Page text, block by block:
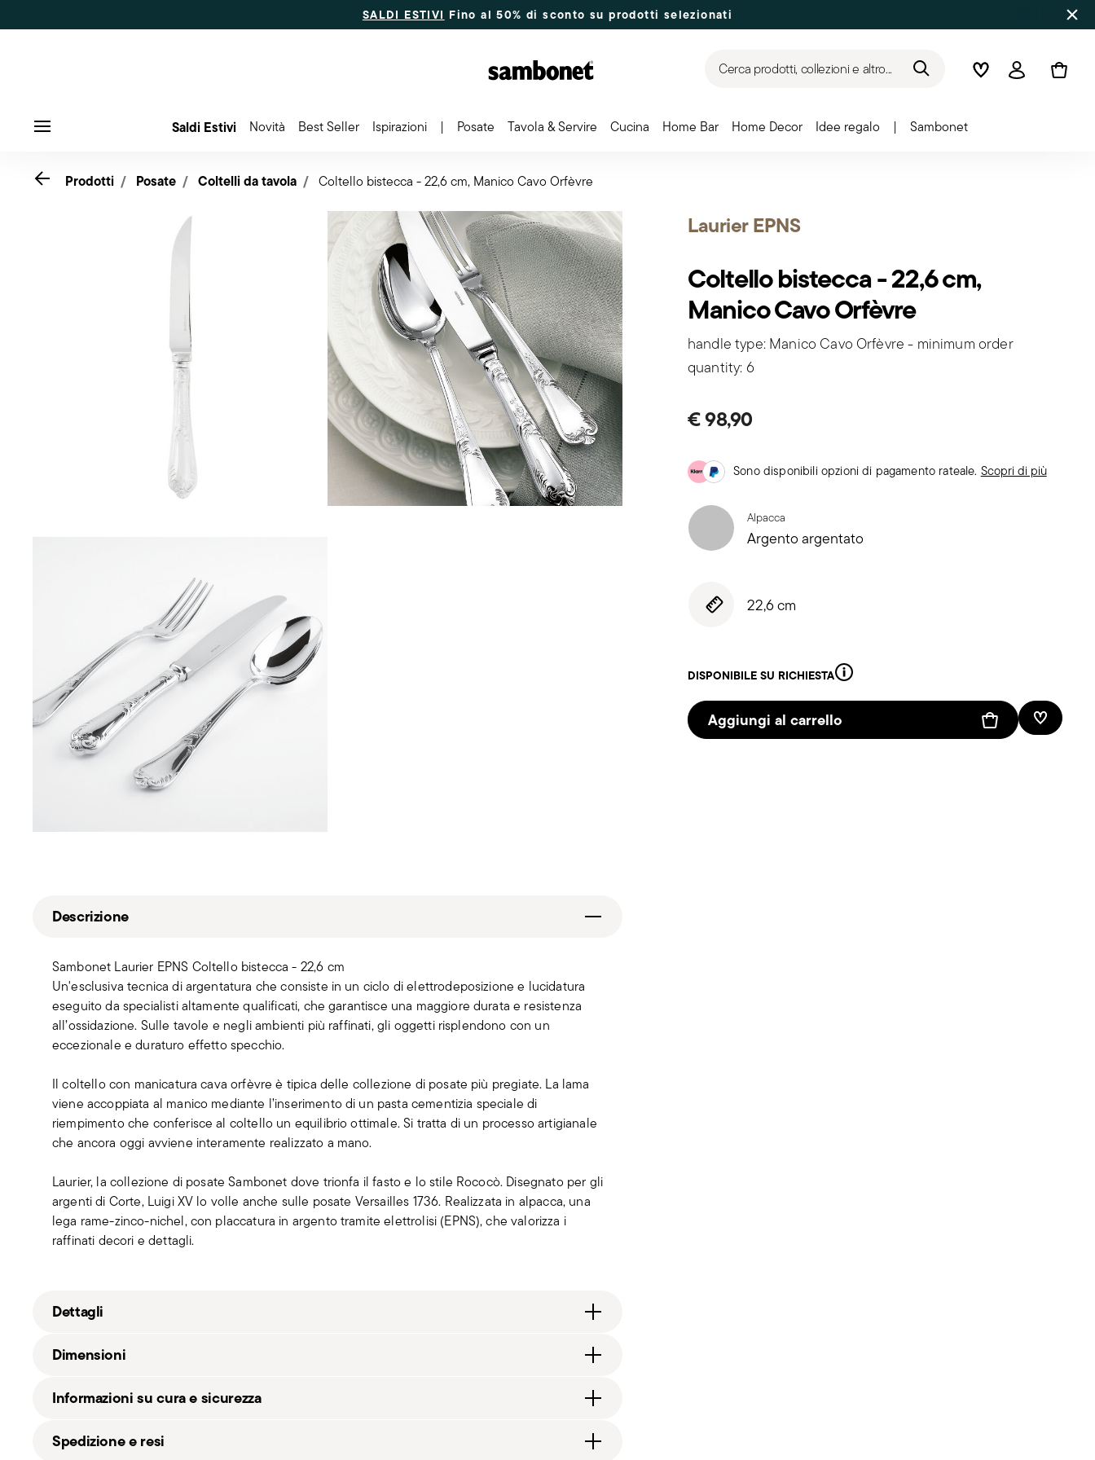
SALDI ESTIVI Fino al 50% di sconto su prodotti selezionati
Cerca prodotti, collezioni e altro... WishlistAccedi
Saldi Estivi Novità Best Seller Ispirazioni | Posate Tavola & Servire Cucina Home Bar Home Decor Idee regalo | Sambonet
Laurier EPNS
Coltello bistecca - 22,6 cm,
Manico Cavo Orfèvre
handle type: Manico Cavo Orfèvre - minimum order
quantity: 6
€ 98,90
Sono disponibili opzioni di pagamento rateale. Scopri di più
Alpacca
Argento argentato
22,6 cm
DISPONIBILE SU RICHIESTA
Aggiungi al carrello Lista
Go back
Prodotti Posate Coltelli da tavola Coltello bistecca - 22,6 cm, Manico Cavo Orfèvre
Descrizione
Sambonet Laurier EPNS Coltello bistecca - 22,6 cm
Un'esclusiva tecnica di argentatura che consiste in un ciclo di elettrodeposizione e lucidatura
eseguito da specialisti altamente qualificati, che garantisce una maggiore durata e resistenza
all’ossidazione. Sulle tavole e negli ambienti più raffinati, gli oggetti risplendono con un
eccezionale e duraturo effetto specchio.
Il coltello con manicatura cava orfèvre è tipica delle collezione di posate più pregiate. La lama
viene accoppiata al manico mediante l’inserimento di un pasta cementizia speciale di
riempimento che conferisce al coltello un equilibrio ottimale. Si tratta di un processo artigianale
che ancora oggi avviene interamente realizzato a mano.
Laurier, la collezione di posate Sambonet dove trionfa il fasto e lo stile Rococò. Disegnato per gli
argenti di Corte, Luigi XV lo volle anche sulle posate Versailles 1736. Realizzata in alpacca, una
lega rame-zinco-nichel, con placcatura in argento tramite elettrolisi (EPNS), che valorizza i
raffinati decori e dettagli.
Dettagli
Argento argentato
8014808932304
Dimensioni
Informazioni su cura e sicurezza
Spedizione e resi